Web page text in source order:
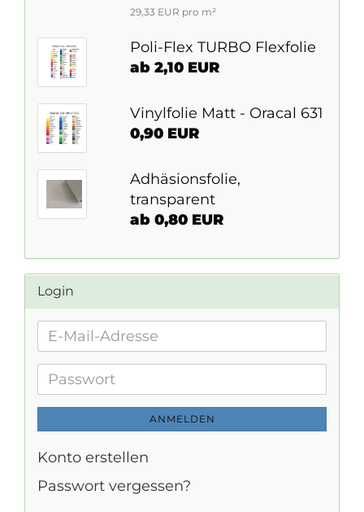
29,33 EUR pro m²
Poli-Flex TURBO Flexfolie
ab 2,10 EUR
Vinylfolie Matt - Oracal 631
0,90 EUR
Adhäsionsfolie,
transparent
ab 0,80 EUR
Login
E-
Adresse
Passwort
ANMELDEN
Konto erstellen
Passwort vergessen?